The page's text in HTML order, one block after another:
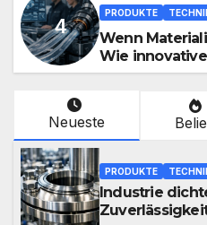
PRODUKTE
Wenn
Wie
Abläufe
Neueste
PRODUKTE
Industrie